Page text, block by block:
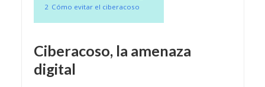
2 Cómo evitar el ciberacoso
Ciberacoso, la amenaza
digital